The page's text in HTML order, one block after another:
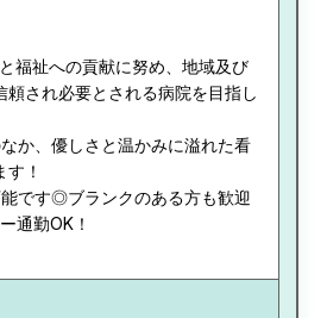
福祉への貢献に努め、地域及び
頼され必要とされる病院を目指し
か、優しさと温かみに溢れた看
！
です◎ブランクのある方も歓迎
通勤OK！